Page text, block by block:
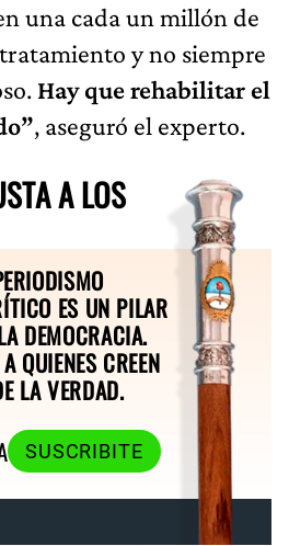
una cada un millón de
y no siempre
Hay que rehabilitar el
, aseguró el experto.
A LOS
ES UN PILAR
DEMOCRACIA.
QUIENES CREEN
LA VERDAD.
SUSCRIBITE